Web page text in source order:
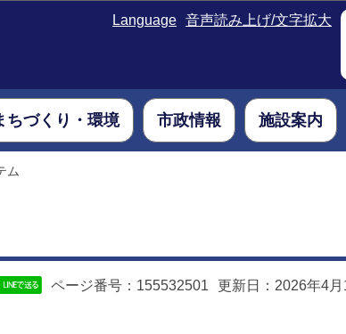
Language 音声読み上げ/文字拡大
ちづくり・環境 市政情報 施設案内
ム
ページ番号：155532501 更新日：2026年4月